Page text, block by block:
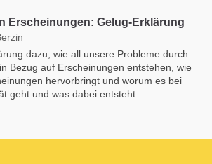
Erscheinungen: Gelug-Erklärung
dazu, wie all unsere Probleme durch
Bezug auf Erscheinungen entstehen, wie
hervorbringt und worum es bei
geht und was dabei entsteht.